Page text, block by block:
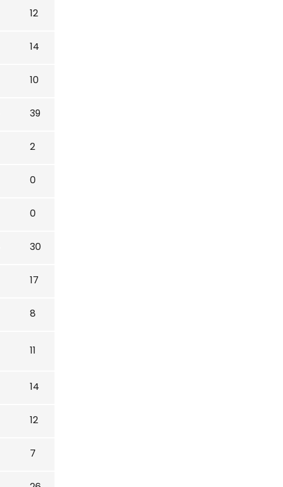
12
14
10
39
2
0
0
30
17
8
11
14
12
7